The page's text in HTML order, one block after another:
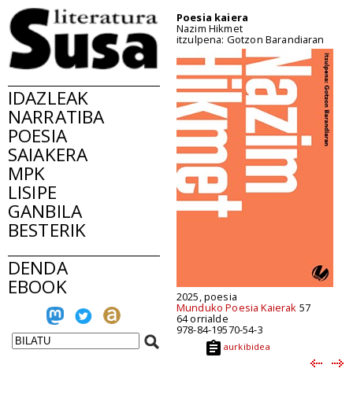
IDAZLEAK
NARRATIBA
POESIA
SAIAKERA
MPK
LISIPE
GANBILA
BESTERIK
DENDA
EBOOK
Poesia kaiera
Nazim Hikmet
itzulpena: Gotzon Barandiaran
2025, poesia
Munduko Poesia Kaierak 57
64 orrialde
978-84-19570-54-3
aurkibidea